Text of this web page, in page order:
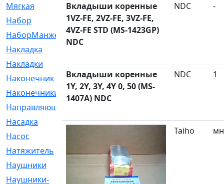
Мягкая
[3]
Набор
[6]
НаборМанжетГТЦ
[33]
Накладка
Накладки
[1]
Наконечник
[743]
Наконечники
[119]
Направляющая
Насадка
[16]
Насос
Натяжитель
[125]
Наушники
[8]
Наушники-
Вкладыши коренные
1VZ-FE, 2VZ-FE, 3VZ-FE,
4VZ-FE STD (MS-1423GP)
NDC
NDC -
Вкладыши коренные
1Y, 2Y, 3Y, 4Y 0, 50 (MS-
1407A) NDC
NDC 1
Taiho